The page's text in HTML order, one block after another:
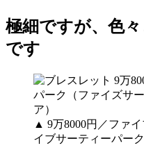
極細ですが、色
です
▲ 9万8000円／ファ
イブサーティーパー